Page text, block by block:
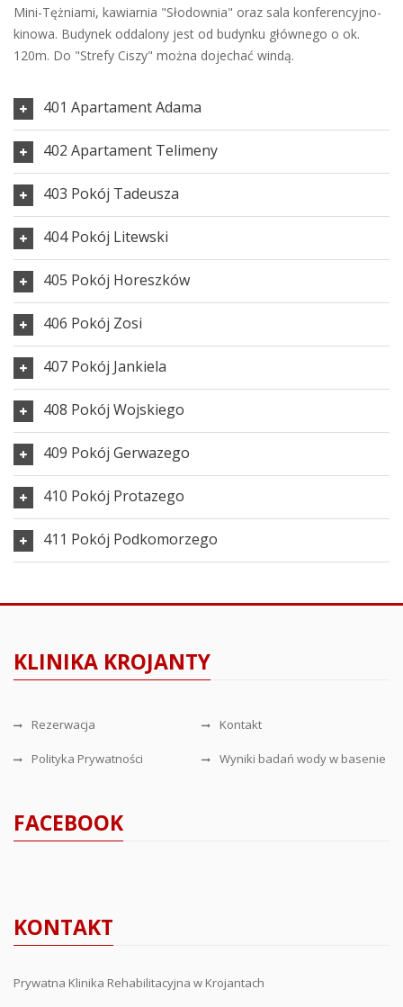
Mini-Tężniami, kawiarnia "Słodownia" oraz sala konferencyjno-
kinowa. Budynek oddalony jest od budynku głównego o ok.
120m. Do "Strefy Ciszy" można dojechać windą.
401 Apartament Adama
402 Apartament Telimeny
403 Pokój Tadeusza
404 Pokój Litewski
405 Pokój Horeszków
406 Pokój Zosi
407 Pokój Jankiela
408 Pokój Wojskiego
409 Pokój Gerwazego
410 Pokój Protazego
411 Pokój Podkomorzego
KLINIKA KROJANTY
Rezerwacja Kontakt
Polityka Prywatności Wyniki badań wody w basenie
FACEBOOK
KONTAKT
Prywatna Klinika Rehabilitacyjna w Krojantach